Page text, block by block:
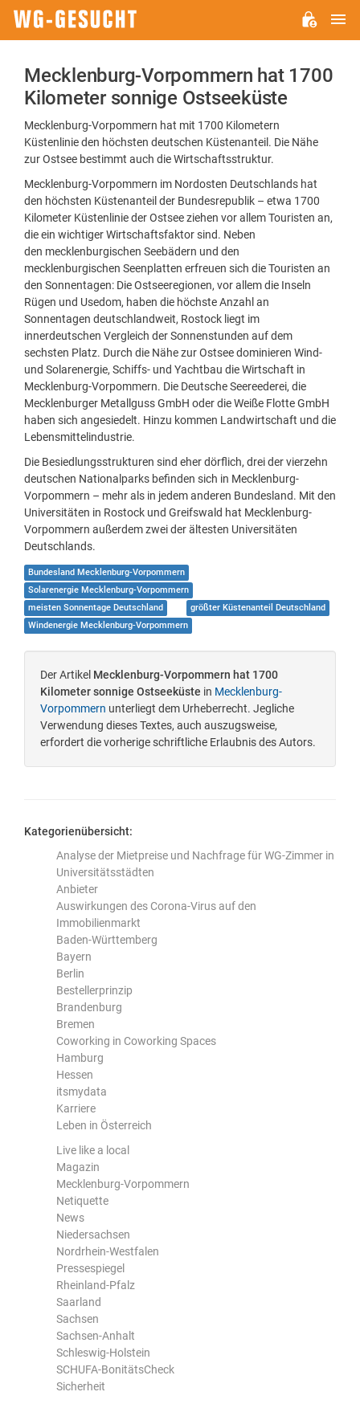
Mecklenburg-Vorpommern hat 1700
Kilometer sonnige Ostseeküste
Mecklenburg-Vorpommern hat mit 1700 Kilometern
Küstenlinie den höchsten deutschen Küstenanteil. Die Nähe
zur Ostsee bestimmt auch die Wirtschaftsstruktur.
Mecklenburg-Vorpommern im Nordosten Deutschlands hat
den höchsten Küstenanteil der Bundesrepublik – etwa 1700
Kilometer Küstenlinie der Ostsee ziehen vor allem Touristen an,
die ein wichtiger Wirtschaftsfaktor sind. Neben
den mecklenburgischen Seebädern und den
mecklenburgischen Seenplatten erfreuen sich die Touristen an
den Sonnentagen: Die Ostseeregionen, vor allem die Inseln
Rügen und Usedom, haben die höchste Anzahl an
Sonnentagen deutschlandweit, Rostock liegt im
innerdeutschen Vergleich der Sonnenstunden auf dem
sechsten Platz. Durch die Nähe zur Ostsee dominieren Wind-
und Solarenergie, Schiffs- und Yachtbau die Wirtschaft in
Mecklenburg-Vorpommern. Die Deutsche Seereederei, die
Mecklenburger Metallguss GmbH oder die Weiße Flotte GmbH
haben sich angesiedelt. Hinzu kommen Landwirtschaft und die
Lebensmittelindustrie.
Die Besiedlungsstrukturen sind eher dörflich, drei der vierzehn
deutschen Nationalparks befinden sich in Mecklenburg-
Vorpommern – mehr als in jedem anderen Bundesland. Mit den
Universitäten in Rostock und Greifswald hat Mecklenburg-
Vorpommern außerdem zwei der ältesten Universitäten
Deutschlands.
Bundesland Mecklenburg-Vorpommern
Solarenergie Mecklenburg-Vorpommern
meisten Sonnentage Deutschland
größter Küstenanteil Deutschland
Windenergie Mecklenburg-Vorpommern
Der Artikel Mecklenburg-Vorpommern hat 1700
Kilometer sonnige Ostseeküste in Mecklenburg-
Vorpommern unterliegt dem Urheberrecht. Jegliche
Verwendung dieses Textes, auch auszugsweise,
erfordert die vorherige schriftliche Erlaubnis des Autors.
Kategorienübersicht:
Analyse der Mietpreise und Nachfrage für WG-Zimmer in
Universitätsstädten
Anbieter
Auswirkungen des Corona-Virus auf den
Immobilienmarkt
Baden-Württemberg
Bayern
Berlin
Bestellerprinzip
Brandenburg
Bremen
Coworking in Coworking Spaces
Hamburg
Hessen
itsmydata
Karriere
Leben in Österreich
Live like a local
Magazin
Mecklenburg-Vorpommern
Netiquette
News
Niedersachsen
Nordrhein-Westfalen
Pressespiegel
Rheinland-Pfalz
Saarland
Sachsen
Sachsen-Anhalt
Schleswig-Holstein
SCHUFA-BonitätsCheck
Sicherheit